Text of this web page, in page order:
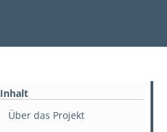
Inhalt
Über das Projekt